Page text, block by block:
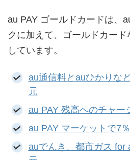
au PAY ゴールドカードは、
クに加えて、ゴールドカー
しています。
au通信料とauひかりな
元
au PAY 残高へのチャー
au PAY マーケットで7
auでんき、都市ガス for